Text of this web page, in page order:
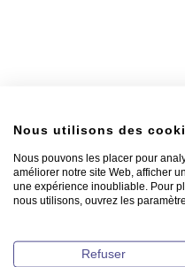
Nous utilisons des
Nous pouvons les placer pour
améliorer notre site Web, afficher
une expérience inoubliable. Pour
nous utilisons, ouvrez les
Refuser